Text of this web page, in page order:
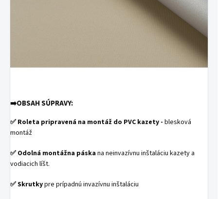
➡️OBSAH SÚPRAVY:
✅ Roleta pripravená na montáž do PVC kazety - blesková
montáž
✅ Odolná montážna páska na neinvazívnu inštaláciu kazety a
vodiacich líšt.
✅Skrutkypre prípadnú invazívnu inštaláciu